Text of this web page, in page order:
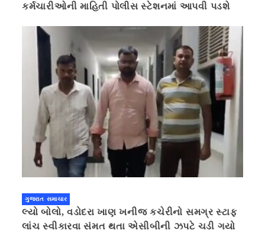
કર્મચારીઓની માહિતી પોલીસ સ્ટેશનમાં આપવી પડશે
ગુજરાત સમાચાર
લ્યો બોલો, વડોદરા ખાણ ખનીજ કચેરીનો સમગ્ર સ્ટાફ
લાંચ સ્વીકારવા સંમત થતા એસીબીની ઝપટે ચડી ગયો